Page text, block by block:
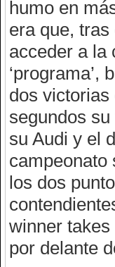
humo en
era que,
acceder a la
dos
segundos
su Audi y el
campeonato
los dos
winner
por delante